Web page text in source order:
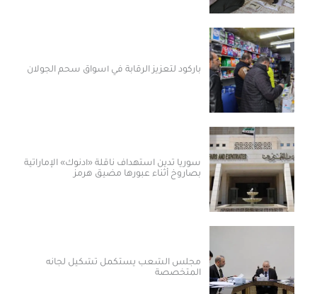
باركود لتعزيز الرقابة في أسواق سحم الجولان
سوريا تدين استهداف ناقلة «أدنوك» الإماراتية
بصاروخ أثناء عبورها مضيق هرمز
مجلس الشعب يستكمل تشكيل لجانه
المتخصصة